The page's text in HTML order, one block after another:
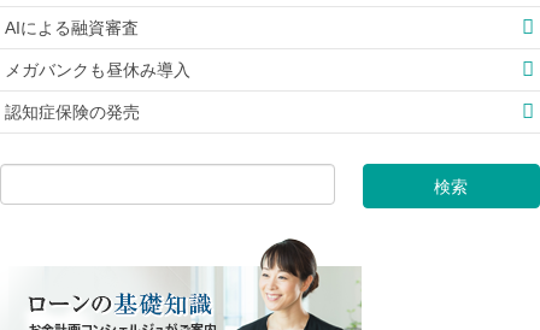
AIによる融資審査
メガバンクも昼休み導入
認知症保険の発売